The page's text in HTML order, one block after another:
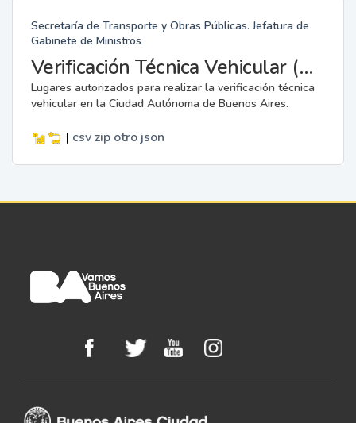
Secretaría de Transporte y Obras Públicas. Jefatura de
Gabinete de Ministros
Verificación Técnica Vehicular (VTV)
Lugares autorizados para realizar la verificación técnica
vehicular en la Ciudad Autónoma de Buenos Aires.
| csv zip otro json